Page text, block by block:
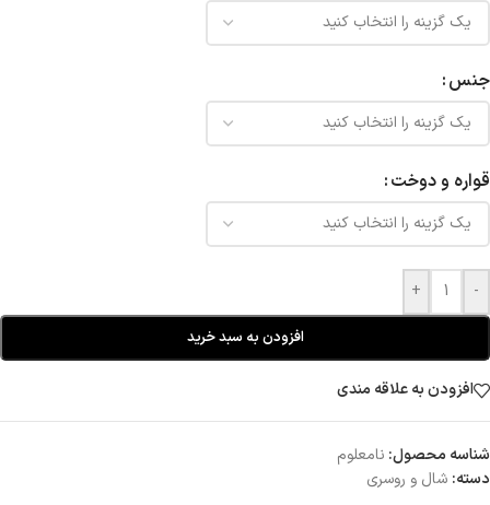
جنس
قواره و دوخت
-
+
افزودن به سبد خرید
افزودن به علاقه مندی
شناسه محصول: نامعلوم
دسته: شال و روسری